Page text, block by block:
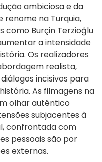
ambiciosa e da
renome na Turquia,
como Burçin Terzioğlu
a intensidade
Os realizadores
realista,
incisivos para
As filmagens na
olhar autêntico
subjacentes à
confrontada com
pessoais são por
externas.